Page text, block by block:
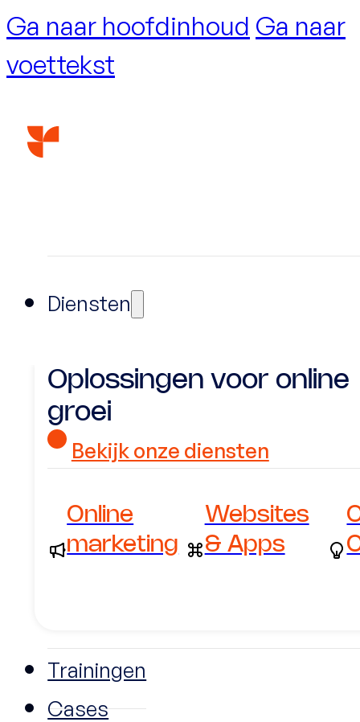
Ga naar hoofdinhoud Ga naar
voettekst
Diensten
Oplossingen voor online
groei
Bekijk onze diensten
Online
marketing
Websites
& Apps
Trainingen
Cases